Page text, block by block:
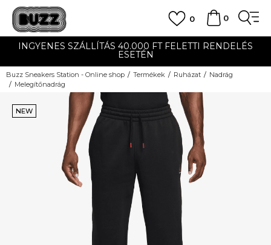
0
0
INGYENES SZÁLLÍTÁS 40.000 FT FELETTI RENDELÉS
ESETÉN
Buzz Sneakers Station - Online shop Termékek Ruházat
Nadrág
Melegítőnadrág
NEW